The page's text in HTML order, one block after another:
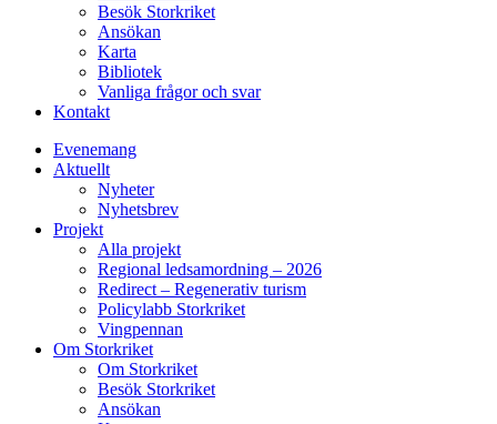
Besök Storkriket
Ansökan
Karta
Bibliotek
Vanliga frågor och svar
Kontakt
Evenemang
Aktuellt
Nyheter
Nyhetsbrev
Projekt
Alla projekt
Regional ledsamordning – 2026
Redirect – Regenerativ turism
Policylabb Storkriket
Vingpennan
Om Storkriket
Om Storkriket
Besök Storkriket
Ansökan